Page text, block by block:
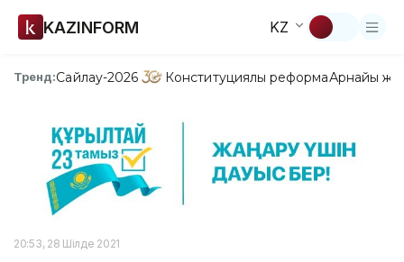
KAZINFORM KZ
Тренд:Сайлау-2026 Конституциялық реформаАрнайы
20:53, 28 Шілде 2021